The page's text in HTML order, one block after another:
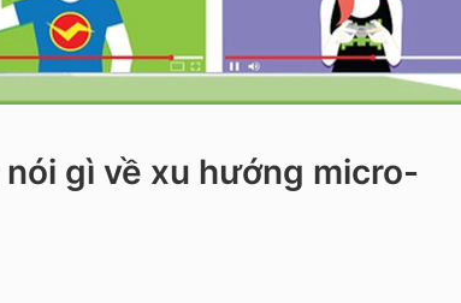
gì về xu hướng micro-